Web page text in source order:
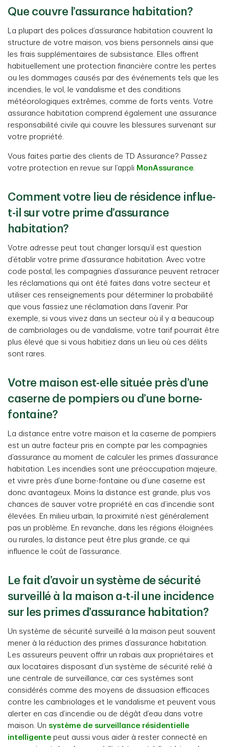
Que couvre l’assurance habitation?
La plupart des polices d’assurance habitation couvrent la
structure de votre maison, vos biens personnels ainsi que
les frais supplémentaires de subsistance. Elles offrent
habituellement une protection financière contre les pertes
ou les dommages causés par des événements tels que les
incendies, le vol, le vandalisme et des conditions
météorologiques extrêmes, comme de forts vents. Votre
assurance habitation comprend également une assurance
responsabilité civile qui couvre les blessures survenant sur
votre propriété.
Vous faites partie des clients de TD Assurance? Passez
votre protection en revue sur l’appli MonAssurance
Comment votre lieu de résidence influe-
t-il sur votre prime d’assurance
habitation?
Votre adresse peut tout changer lorsqu’il est question
d’établir votre prime d’assurance habitation. Avec votre
code postal, les compagnies d’assurance peuvent retracer
les réclamations qui ont été faites dans votre secteur et
utiliser ces renseignements pour déterminer la probabilité
que vous fassiez une réclamation dans l’avenir. Par
exemple, si vous vivez dans un secteur où il y a beaucoup
de cambriolages ou de vandalisme, votre tarif pourrait être
plus élevé que si vous habitiez dans un lieu où ces délits
sont rares.
Votre maison est-elle située près d’une
caserne de pompiers ou d’une borne-
fontaine?
La distance entre votre maison et la caserne de pompiers
est un autre facteur pris en compte par les compagnies
d’assurance au moment de calculer les primes d’assurance
habitation. Les incendies sont une préoccupation majeure,
et vivre près d’une borne-fontaine ou d’une caserne est
donc avantageux. Moins la distance est grande, plus vos
chances de sauver votre propriété en cas d’incendie sont
élevées. En milieu urbain, la proximité n’est généralement
pas un problème. En revanche, dans les régions éloignées
ou rurales, la distance peut être plus grande, ce qui
influence le coût de l’assurance.
Le fait d’avoir un système de sécurité
surveillé à la maison a-t-il une incidence
sur les primes d’assurance habitation?
Un système de sécurité surveillé à la maison peut souvent
mener à la réduction des primes d’assurance habitation.
Les assureurs peuvent offrir un rabais aux propriétaires et
aux locataires disposant d’un système de sécurité relié à
une centrale de surveillance, car ces systèmes sont
considérés comme des moyens de dissuasion efficaces
contre les cambriolages et le vandalisme et peuvent vous
alerter en cas d’incendie ou de dégât d’eau dans votre
maison. Un système de surveillance résidentielle
intelligente peut aussi vous aider à rester connecté en